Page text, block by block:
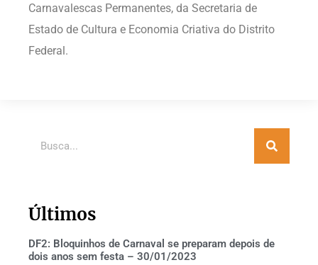
Carnavalescas Permanentes, da Secretaria de
Estado de Cultura e Economia Criativa do Distrito
Federal.
Últimos
DF2: Bloquinhos de Carnaval se preparam depois de
dois anos sem festa – 30/01/2023